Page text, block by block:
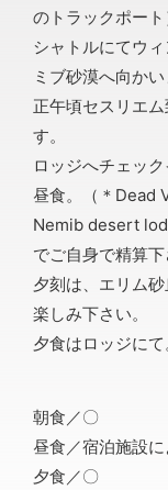
のトラックポート
シャトルにてウ
ミブ砂漠へ向かい
正午頃セスリエ
す。
ロッジへチェック
昼食。（＊Dead
Nemib desert
でご自身で精算下
夕刻は、エリム
楽しみ下さい。
夕食はロッジにて
朝食／〇
昼食／宿泊施設
夕食／〇